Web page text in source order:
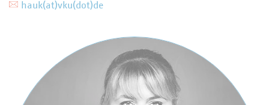
hauk(at)vku(dot)de